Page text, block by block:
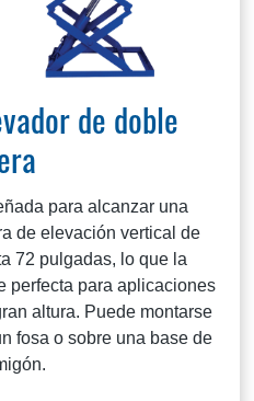
de doble
para alcanzar una
de elevación vertical de
72 pulgadas, lo que la
perfecta para aplicaciones
altura. Puede montarse
fosa o sobre una base de